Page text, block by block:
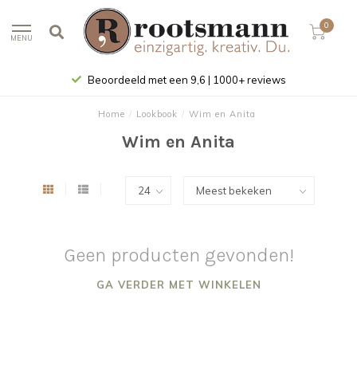
MENU
0
Beoordeeld met een 9,6 | 1000+ reviews
Home / Lookbook / Wim en Anita
Wim en Anita
Geen producten gevonden!
GA VERDER MET WINKELEN